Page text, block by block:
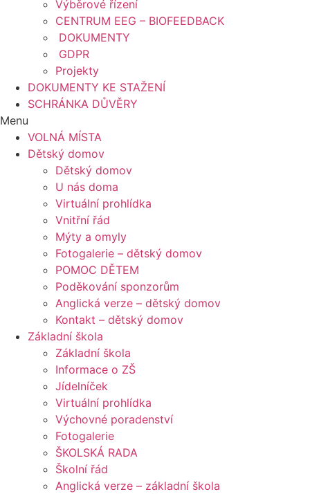
Výběrové řízení
CENTRUM EEG – BIOFEEDBACK
DOKUMENTY
GDPR
Projekty
DOKUMENTY KE STAŽENÍ
SCHRÁNKA DŮVĚRY
Menu
VOLNÁ MÍSTA
Dětský domov
Dětský domov
U nás doma
Virtuální prohlídka
Vnitřní řád
Mýty a omyly
Fotogalerie – dětský domov
POMOC DĚTEM
Poděkování sponzorům
Anglická verze – dětský domov
Kontakt – dětský domov
Základní škola
Základní škola
Informace o ZŠ
Jídelníček
Virtuální prohlídka
Výchovné poradenství
Fotogalerie
ŠKOLSKÁ RADA
Školní řád
Anglická verze – základní škola